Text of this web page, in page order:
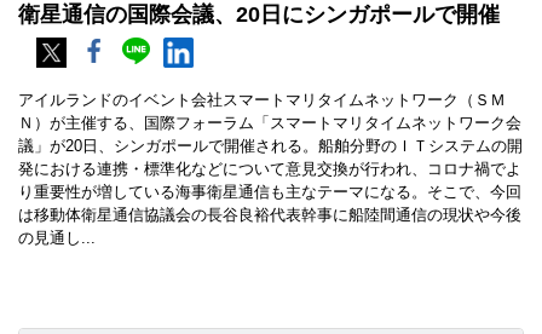
衛星通信の国際会議、20日にシンガポールで開催
アイルランドのイベント会社スマートマリタイムネットワーク（ＳＭ
Ｎ）が主催する、国際フォーラム「スマートマリタイムネットワーク会
議」が20日、シンガポールで開催される。船舶分野のＩＴシステムの開
発における連携・標準化などについて意見交換が行われ、コロナ禍でよ
り重要性が増している海事衛星通信も主なテーマになる。そこで、今回
は移動体衛星通信協議会の長谷良裕代表幹事に船陸間通信の現状や今後
の見通し...